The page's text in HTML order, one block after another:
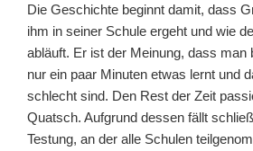
Die Geschichte beginnt damit, dass
ihm in seiner Schule ergeht und wie
abläuft. Er ist der Meinung, dass man
nur ein paar Minuten etwas lernt und
schlecht sind. Den Rest der Zeit
Quatsch. Aufgrund dessen fällt
Testung, an der alle Schulen